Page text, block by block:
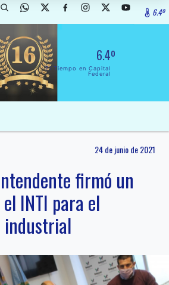
6.4º
6.4º
El Tiempo en Capital
Federal
24 de junio de 2021
firmó un
INTI para el
industrial